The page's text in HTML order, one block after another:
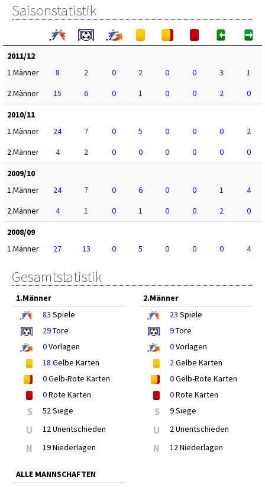
Saisonstatistik
2011/12
1.Männer
8 2 0 2 0 0 3
1
2.Männer
15 6 0 1 0 0 2
0
2010/11
1.Männer
24 7 0 5 0 0 0
2
2.Männer
4 2 0 0 0 0 0
0
2009/10
1.Männer
24 7 0 6 0 0 1
4
2.Männer
4 1 0 1 0 0 2
0
2008/09
1.Männer
27 13 0 5 0 0 0 4
Gesamtstatistik
1.Männer
83 Spiele
29Tore
0Vorlagen
18 Gelbe Karten
0Gelb-Rote Karten
0Rote Karten
S 52 Siege
U 12 Unentschieden
N 19 Niederlagen
2.Männer
23 Spiele
9Tore
0Vorlagen
2Gelbe Karten
0Gelb-Rote Karten
0Rote Karten
S 9 Siege
U 2 Unentschieden
N 12 Niederlagen
ALLE MANNSCHAFTEN